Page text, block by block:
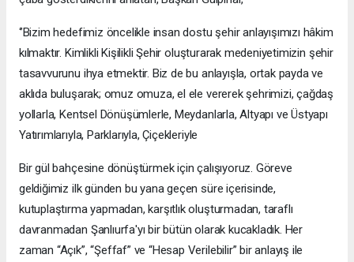
‘’Bizim hedefimiz öncelikle insan dostu şehir anlayışımızı hâkim
kılmaktır. Kimlikli Kişilikli Şehir oluşturarak medeniyetimizin şehir
tasavvurunu ihya etmektir. Biz de bu anlayışla, ortak payda ve
aklıda buluşarak; omuz omuza, el ele vererek şehrimizi, çağdaş
yollarla, Kentsel Dönüşümlerle, Meydanlarla, Altyapı ve Üstyapı
Yatırımlarıyla, Parklarıyla, Çiçekleriyle
Bir gül bahçesine dönüştürmek için çalışıyoruz. Göreve
geldiğimiz ilk günden bu yana geçen süre içerisinde,
kutuplaştırma yapmadan, karşıtlık oluşturmadan, taraflı
davranmadan Şanlıurfa'yı bir bütün olarak kucakladık. Her
zaman “Açık”, “Şeffaf” ve “Hesap Verilebilir” bir anlayış ile